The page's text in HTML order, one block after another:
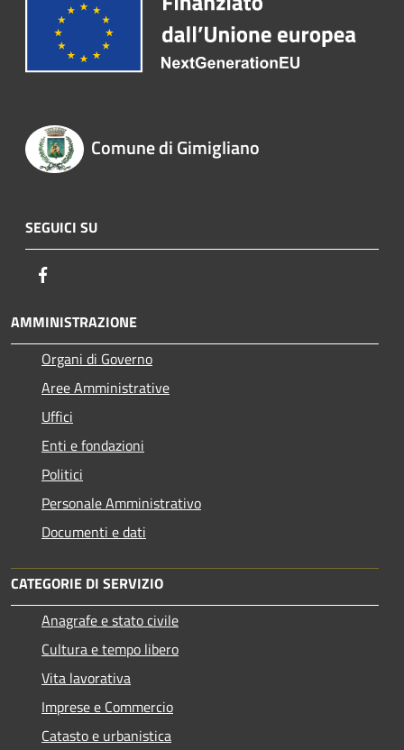
Comune di Gimigliano
SEGUICI SU
AMMINISTRAZIONE
Organi di Governo
Aree Amministrative
Uffici
Enti e fondazioni
Politici
Personale Amministrativo
Documenti e dati
CATEGORIE DI SERVIZIO
Anagrafe e stato civile
Cultura e tempo libero
Vita lavorativa
Imprese e Commercio
Catasto e urbanistica